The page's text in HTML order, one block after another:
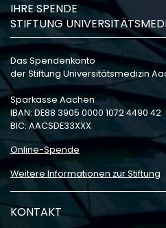
IHRE SPENDE
STIFTUNG
Das Spendenkonto
der Stiftung Universitätsmedizin
Sparkasse Aachen
IBAN: DE88 3905 0000 1072 4490 42
BIC: AACSDE33XXX
Online-Spende
Weitere Informationen zur Stiftung
KONTAKT